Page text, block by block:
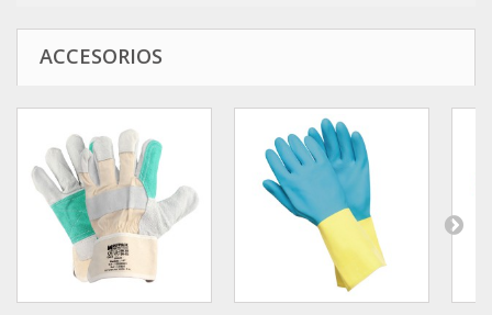
ACCESORIOS